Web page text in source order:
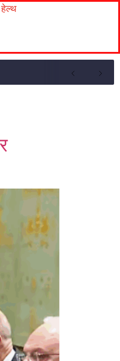
हेल्थ